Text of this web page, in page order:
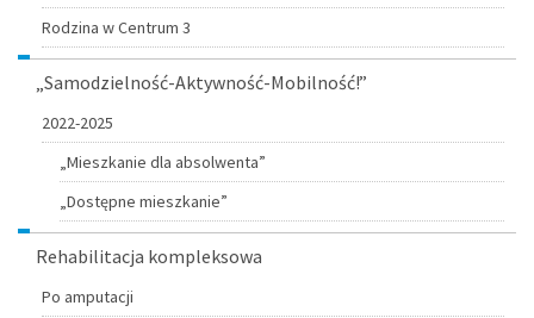
Rodzina w Centrum 3
„Samodzielność-Aktywność-Mobilność!”
2022-2025
„Mieszkanie dla absolwenta”
„Dostępne mieszkanie”
Rehabilitacja kompleksowa
Po amputacji